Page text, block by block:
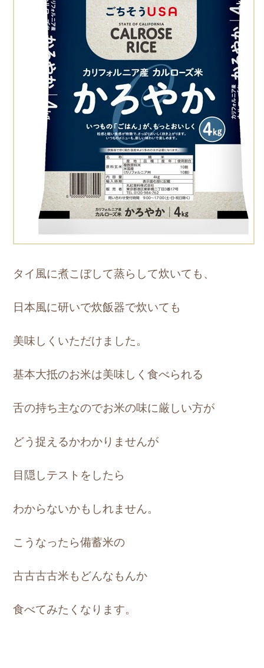
タイ風に煮こぼして蒸らして炊いても、
日本風に研いで炊飯器で炊いても
美味しくいただけました。
基本大抵のお米は美味しく食べられる
舌の持ち主なのでお米の味に厳しい方が
どう捉えるかわかりませんが
目隠しテストをしたら
わからないかもしれません。
こうなったら備蓄米の
古古古古米もどんなもんか
食べてみたくなります。